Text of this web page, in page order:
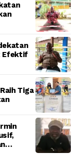
Efektif
Tiga